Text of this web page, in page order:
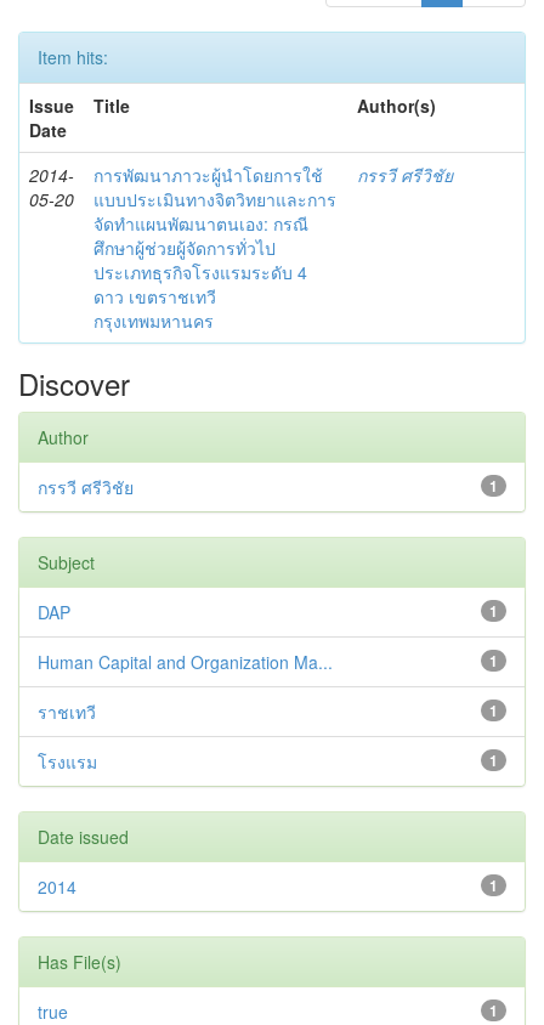
Item hits:
Issue
Date
Title Author(s)
2014-
05-20
การพัฒนาภาวะผู้นำโดยการใช้
แบบประเมินทางจิตวิทยาและการ
จัดทำแผนพัฒนาตนเอง: กรณี
ศึกษาผู้ช่วยผู้จัดการทั่วไป
ประเภทธุรกิจโรงแรมระดับ 4
ดาว เขตราชเทวี
กรุงเทพมหานคร
กรรวี ศรีวิชัย
Discover
Author
1
กรรวี ศรีวิชัย
Subject
1
DAP
1
Human Capital and Organization Ma...
1
ราชเทวี
1
โรงแรม
Date issued
1
2014
Has File(s)
1
true